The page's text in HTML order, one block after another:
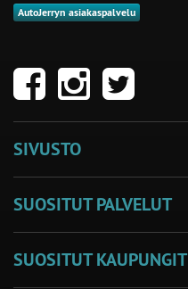
AutoJerryn asiakaspalvelu
SIVUSTO
SUOSITUT PALVELUT
SUOSITUT KAUPUNGIT